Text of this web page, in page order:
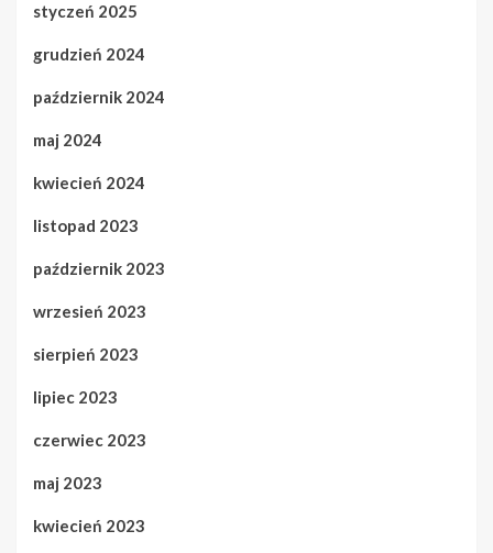
styczeń 2025
grudzień 2024
październik 2024
maj 2024
kwiecień 2024
listopad 2023
październik 2023
wrzesień 2023
sierpień 2023
lipiec 2023
czerwiec 2023
maj 2023
kwiecień 2023